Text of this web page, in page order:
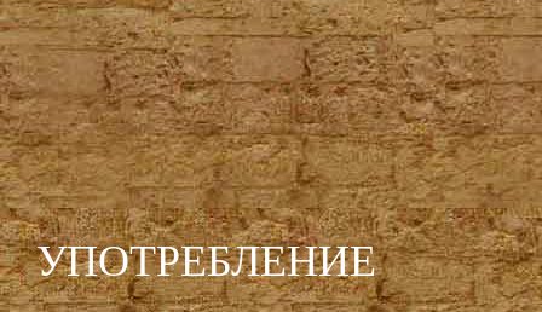
УПОТРЕБЛЕНИЕ